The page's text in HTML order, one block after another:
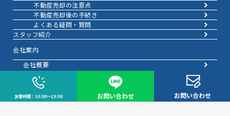
営業時間：10:00～19:00 お問い合わせ お問い合わせ
不動産売却の注意点
不動産売却後の手続き
よくある疑問・質問
スタッフ紹介
会社案内
会社概要
アクセス
お知らせ
コラム
中野区